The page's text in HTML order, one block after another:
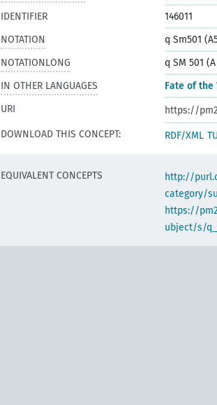
IDENTIFIER
146011
NOTATION
q Sm501
NOTATIONLONG
q SM 501
IN OTHER LANGUAGES
Fate of the
URI
https://
DOWNLOAD THIS CONCEPT:
RDF/XML
EQUIVALENT CONCEPTS
http://
category/
https://
ubject/s/